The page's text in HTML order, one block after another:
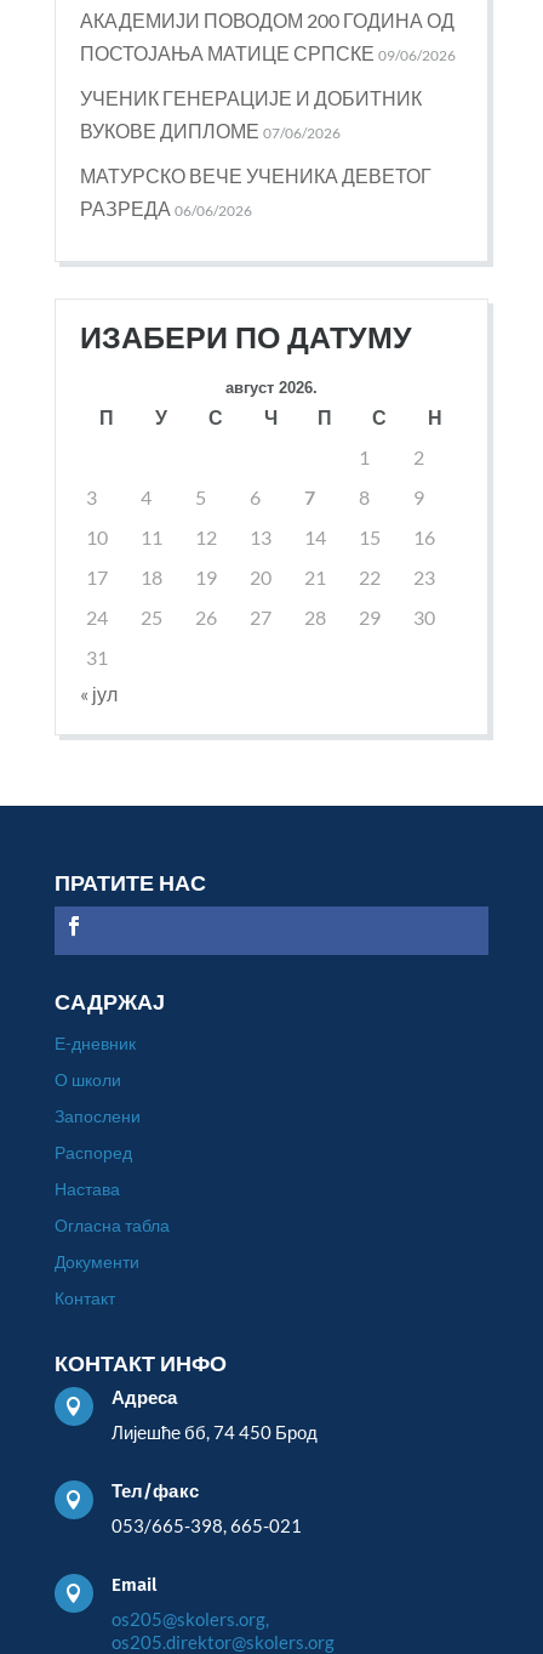
АКАДЕМИЈИ ПОВОДОМ 200 ГОДИНА ОД
ПОСТОЈАЊА МАТИЦЕ СРПСКЕ 09/06/2026
УЧЕНИК ГЕНЕРАЦИЈЕ И ДОБИТНИК
ВУКОВЕ ДИПЛОМЕ 07/06/2026
МАТУРСКО ВЕЧЕ УЧЕНИКА ДЕВЕТОГ
РАЗРЕДА 06/06/2026
ИЗАБЕРИ ПО ДАТУМУ
август 2026.
П У С Ч П С
Н
1
2
3
4 5 6 7 8
9
10
11 12 13 14 15
16
17
18 19 20 21 22
23
24
25 26 27 28 29
30
31
« јул
ПРАТИТЕ НАС
САДРЖАЈ
Е-дневник
О школи
Запослени
Распоред
Настава
Огласна табла
Документи
Контакт
КОНТАКТ ИНФО

Адреса
Лијешће бб, 74 450 Брод

Тел/факс
053/665-398, 665-021

Email
os205@skolers.org,
os205.direktor@skolers.org